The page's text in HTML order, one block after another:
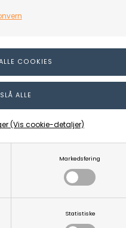
Markedsføring
Statistiske
(Vis cookie-detaljer)
Snor Nylon Hvit 125m
På lager
79,00
(inkl. mva)
Evt. leveringskostnader